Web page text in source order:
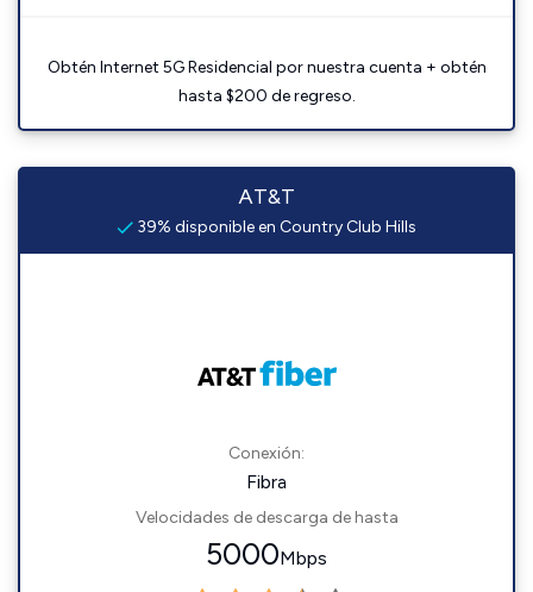
Obtén Internet 5G Residencial por nuestra cuenta + obtén
hasta $200 de regreso.
AT&T
39% disponible en Country Club Hills
Conexión:
Fibra
Velocidades de descarga de hasta
5000Mbps